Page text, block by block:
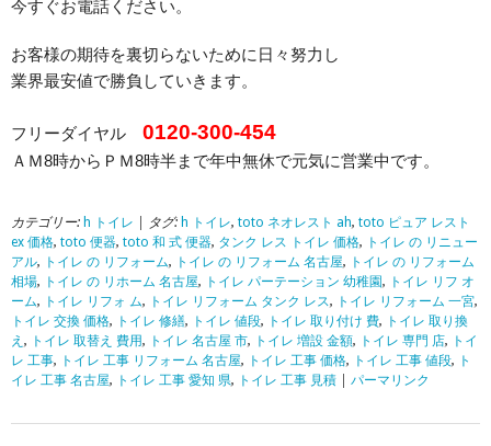
今すぐお電話ください。
お客様の期待を裏切らないために日々努力し
業界最安値で勝負していきます。
フリーダイヤル 0120-300-454
ＡＭ8時からＰＭ8時半まで年中無休で元気に営業中です。
カテゴリー: h トイレ | タグ: h トイレ, toto ネオレスト ah, toto ピュア レスト
ex 価格, toto 便器, toto 和 式 便器, タンク レス トイレ 価格, トイレ の リニュー
アル, トイレ の リフォーム, トイレ の リフォーム 名古屋, トイレ の リフォーム
相場, トイレ の リホーム 名古屋, トイレ パーテーション 幼稚園, トイレ リフ オ
ーム, トイレ リフォ ム, トイレ リフォーム タンク レス, トイレ リフォーム 一宮,
トイレ 交換 価格, トイレ 修繕, トイレ 値段, トイレ 取り付け 費, トイレ 取り換
え , トイレ 取替え 費用, トイレ 名古屋 市, トイレ 増設 金額, トイレ 専門 店, トイ
レ 工事, トイレ 工事 リフォーム 名古屋, トイレ 工事 価格, トイレ 工事 値段, ト
イレ 工事 名古屋, トイレ 工事 愛知 県, トイレ 工事 見積 パーマリンク